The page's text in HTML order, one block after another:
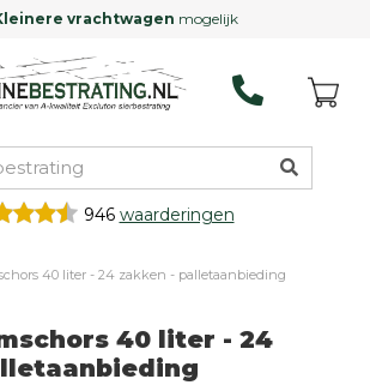
Laagste prijsgarantie
946 waarderingen
40 liter - 24 zakken - palletaanbieding
40 liter - 24